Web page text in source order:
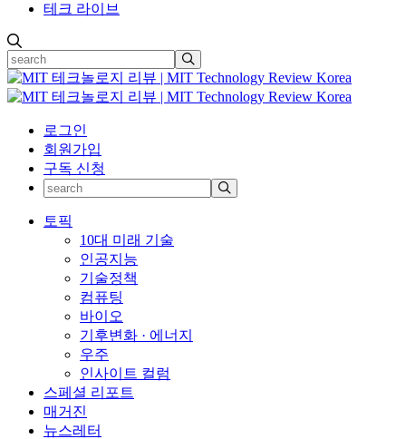
테크 라이브
로그인
회원가입
구독 신청
토픽
10대 미래 기술
인공지능
기술정책
컴퓨팅
바이오
기후변화 · 에너지
우주
인사이트 컬럼
스페셜 리포트
매거진
뉴스레터